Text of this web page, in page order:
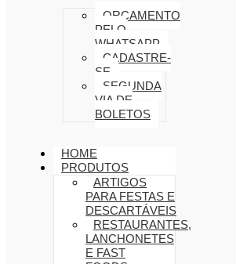
ORÇAMENTO
PELO
WHATSAPP
CADASTRE-
SE
SEGUNDA
VIA DE
BOLETOS
HOME
PRODUTOS
ARTIGOS
PARA FESTAS E
DESCARTÁVEIS
RESTAURANTES,
LANCHONETES
E FAST